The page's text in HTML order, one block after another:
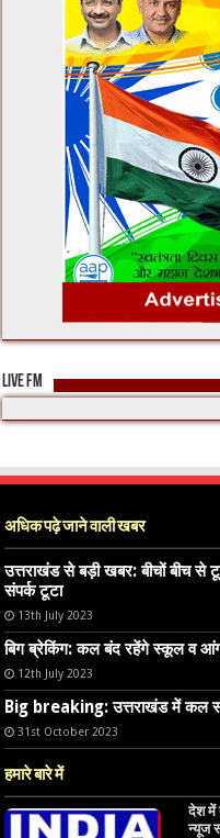
LIVE FM
अधिक पढ़े जाने वाली खबर
उत्तराखंड से बड़ी खबर: बीचों बीच
संपर्क टूटा
13th July 2023
बिग ब्रेकिंग: कल बंद रहेंगे स्कूल व
12th July 2023
Big breaking: उत्तराखंड में कल
31st October 2023
हमारे बारे में
देश में
न्यूज